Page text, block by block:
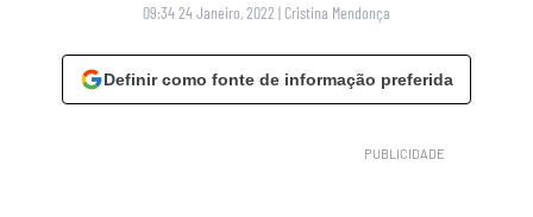
09:34 24 Janeiro, 2022 | Cristina Mendonça
Definir como fonte de informação preferida